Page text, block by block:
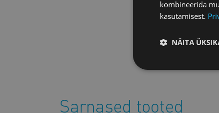
Sarnased tooted
kombineerida
kasutamisest.
NÄITA